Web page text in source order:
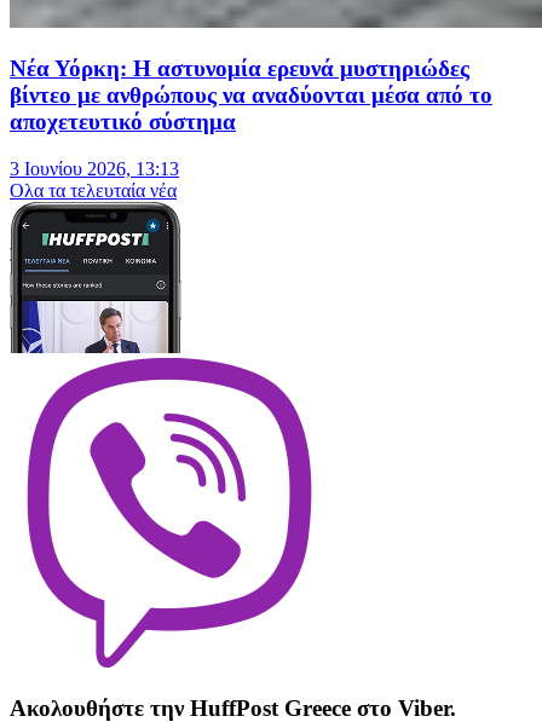
Νέα Υόρκη: Η αστυνομία ερευνά μυστηριώδες
βίντεο με ανθρώπους να αναδύονται μέσα από το
αποχετευτικό σύστημα
3 Ιουνίου 2026, 13:13
Oλα τα τελευταία νέα
Ακολουθήστε την HuffPost Greece στο Viber.